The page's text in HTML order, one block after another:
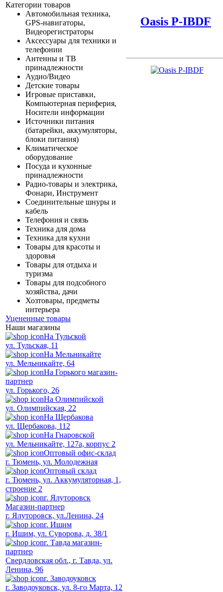
Категории товаров
Автомобильная техника,
GPS-навигаторы,
Видеорегистраторы
Аксессуары для техники и
телефонии
Антенны и ТВ
принадлежности
Аудио/Видео
Детские товары
Игровые приставки,
Компьютерная периферия,
Носители информации
Источники питания
(батарейки, аккумуляторы,
блоки питания)
Климатическое
оборудование
Посуда и кухонные
принадлежности
Радио-товары и электрика,
Фонари, Инструмент
Соединительные шнуры и
кабель
Телефония и связь
Техника для дома
Техника для кухни
Товары для красоты и
здоровья
Товары для отдыха и
туризма
Товары для подсобного
хозяйства, дачи
Хозтовары, предметы
интерьера
Уцененные товары
Наши магазины
На Тульской
ул. Тульская, 11
На Мельникайте
ул. Мельникайте, 64
На Горького магазин-
партнер
ул. Горького, 26
На Олимпийской
ул. Олимпийская, 22
На Щербакова
ул. Щербакова, 112
На Гнаровской
ул. Мельникайте, 127а, корпус 2
Оптовый офис-склад
г. Тюмень, ул. Молодежная
Оптовый склад
г. Тюмень, ул. Аккумуляторная, 1,
строение 2
г. Ялуторовск
Магазин-партнер
г. Ялуторовск, ул.Ленина, 24
г. Ишим
г. Ишим, ул. Суворова, д. 38/1
г. Тавда магазин-
партнер
Свердловская обл., г. Тавда, ул.
Ленина, 96
г. Заводоуковск
г. Заводоуковск, ул. 8-го Марта, 12
Oasis P-IBDF